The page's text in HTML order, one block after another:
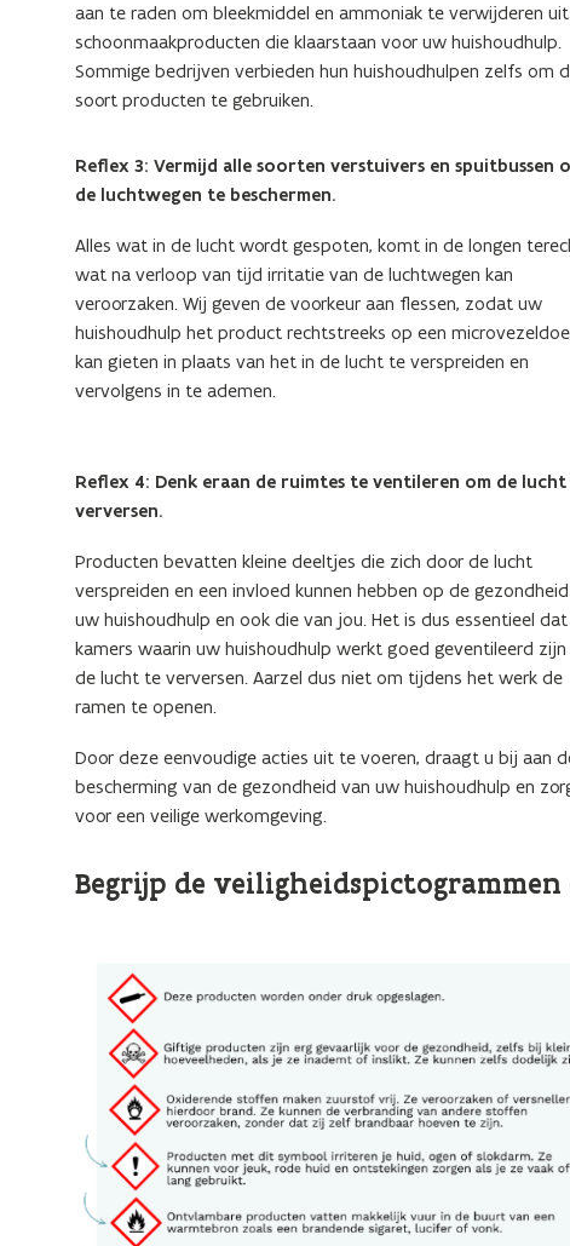
aan te raden om bleekmiddel en ammoniak te verwijderen
schoonmaakproducten die klaarstaan voor uw huishoudhulp.
Sommige bedrijven verbieden hun huishoudhulpen zelfs om
soort producten te gebruiken.
Reflex 3: Vermijd alle soorten verstuivers en spuitbussen
de luchtwegen te beschermen.
Alles wat in de lucht wordt gespoten, komt in de longen
wat na verloop van tijd irritatie van de luchtwegen kan
veroorzaken. Wij geven de voorkeur aan flessen, zodat uw
huishoudhulp het product rechtstreeks op een
kan gieten in plaats van het in de lucht te verspreiden en
vervolgens in te ademen.
Reflex 4: Denk eraan de ruimtes te ventileren om de
verversen.
Producten bevatten kleine deeltjes die zich door de lucht
verspreiden en een invloed kunnen hebben op de
uw huishoudhulp en ook die van jou. Het is dus essentieel
kamers waarin uw huishoudhulp werkt goed geventileerd
de lucht te verversen. Aarzel dus niet om tijdens het werk de
ramen te openen.
Door deze eenvoudige acties uit te voeren, draagt u bij aan
bescherming van de gezondheid van uw huishoudhulp en
voor een veilige werkomgeving.
Begrijp de